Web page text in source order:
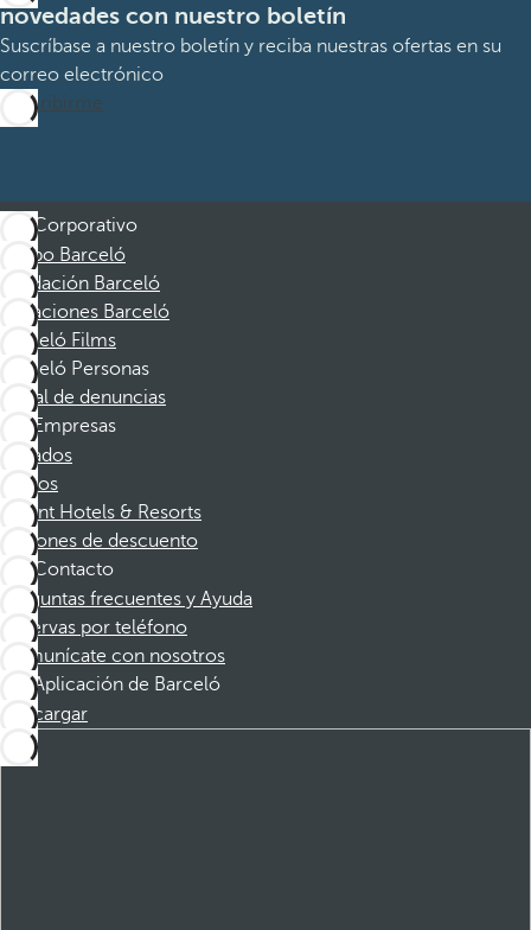
novedades con nuestro boletín
Suscríbase a nuestro boletín y reciba nuestras ofertas en su
correo electrónico
Suscribirme
Corporativo
Grupo Barceló
Fundación Barceló
Vacaciones Barceló
Barceló Films
Barceló Personas
Canal de denuncias
Empresas
Afiliados
Socios
Dorint Hotels & Resorts
Cupones de descuento
Contacto
Preguntas frecuentes y Ayuda
Reservas por teléfono
Comunícate con nosotros
Aplicación de Barceló
Descargar